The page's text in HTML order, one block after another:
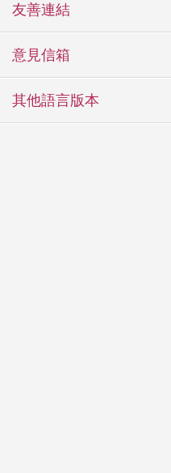
友善連結
意見信箱
其他語言版本